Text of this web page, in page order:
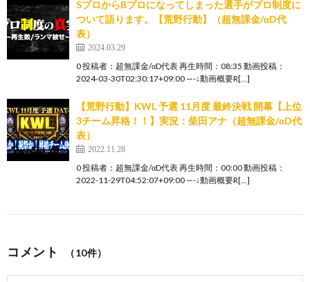
SプロからBプロになってしまった選手がプロ制度に
ついて語ります。【荒野行動】（超無課金/αD代
表）
2024.03.29
0 投稿者：超無課金/αD代表 再生時間：08:35 動画投稿：
2024-03-30T02:30:17+09:00 —-↓動画概要R[…]
【荒野行動】KWL 予選 11月度 最終決戦 開幕【上位
3チーム昇格！！】実況：柴田アナ（超無課金/αD代
表）
2022.11.28
0 投稿者：超無課金/αD代表 再生時間：00:00 動画投稿：
2022-11-29T04:52:07+09:00 —-↓動画概要R[…]
コメント （10件）